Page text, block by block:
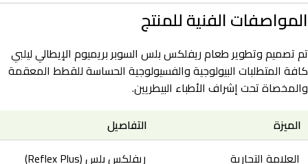
المواصفات الفنية للمنتج
تم تصميم وتطوير طعام ريفلكس بلس السوبر بريميوم الإيطالي ليلبي
كافة المتطلبات البيولوجية والفسيولوجية الحساسة للقطط المعقمة
والمخصاة تحت إشراف الأطباء البيطريين.
الميزة
التفاصيل
العلامة التجارية
ريفلكس بلس (Reflex Plus)